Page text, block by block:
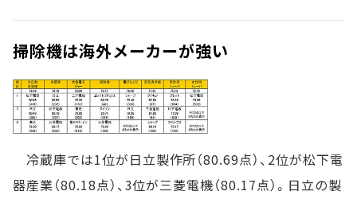
掃除機は海外メーカーが強い
冷蔵庫では1位が日立製作所（80.69点）、2位が松下電
器産業（80.18点）、3位が三菱電機（80.17点）。日立の製